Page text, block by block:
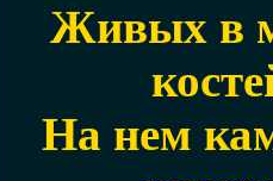
Живых в
На нем